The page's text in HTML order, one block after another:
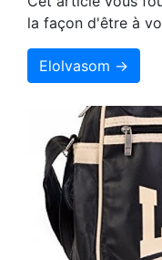
la façon d'être à
Elolvasom →